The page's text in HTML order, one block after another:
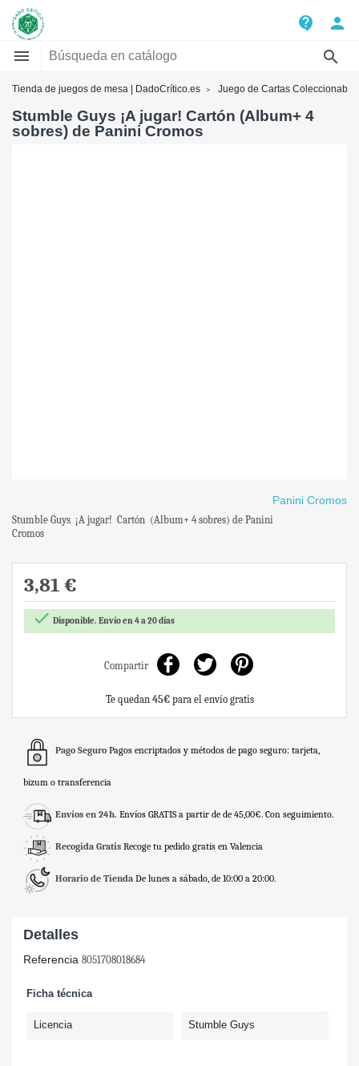
contact_support
person


Tienda de juegos de mesa | DadoCrítico.es Juego de Cartas
Stumble Guys ¡A jugar! Cartón (Album+ 4
sobres) de Panini Cromos
Panini Cromos
Stumble Guys ¡A jugar! Cartón (Album+ 4 sobres) de Panini
Cromos
3,81 €
 Disponible. Envío en 4 a 20 días
Compartir
Te quedan 45€para el envío gratis
Pago Seguro Pagos encriptados y métodos de pago seguro: tarjeta,
bizum o transferencia
Envíos en 24h. Envíos GRATIS a partir de de 45,00€. Con seguimiento.
Recogida Gratis Recoge tu pedido gratis en Valencia
Horario de Tienda De lunes a sábado, de 10:00 a 20:00.
Detalles
Referencia 8051708018684
Ficha técnica
Licencia Stumble Guys